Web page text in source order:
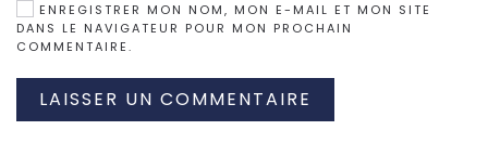
ENREGISTRER MON NOM, MON E-MAIL ET MON SITE
DANS LE NAVIGATEUR POUR MON PROCHAIN
COMMENTAIRE.
LAISSER UN COMMENTAIRE